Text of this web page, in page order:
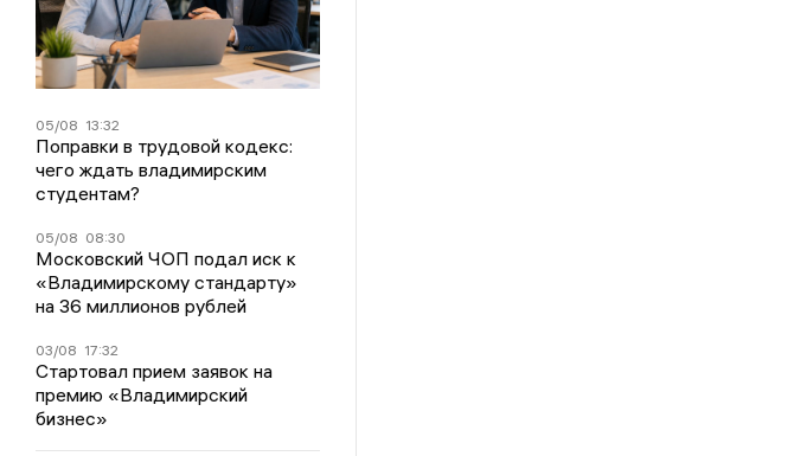
05/08 13:32
Поправки в трудовой кодекс:
чего ждать владимирским
студентам?
05/08 08:30
Московский ЧОП подал иск к
«Владимирскому стандарту»
на 36 миллионов рублей
03/08 17:32
Стартовал прием заявок на
премию «Владимирский
бизнес»